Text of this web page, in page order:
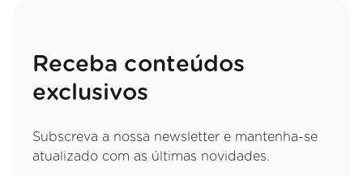
Receba conteúdos
exclusivos
Subscreva a nossa newsletter e mantenha-se
atualizado com as últimas novidades.